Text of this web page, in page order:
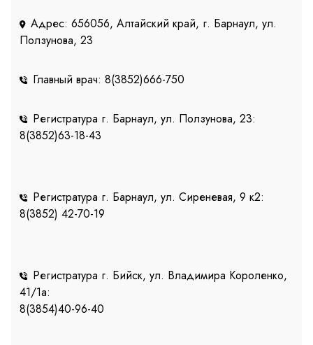
Адрес: 656056, Алтайский край, г. Барнаул, ул.
Ползунова, 23
Главный врач: 8(3852)666-750
Регистратура г. Барнаул, ул. Ползунова, 23:
8(3852)63-18-43
Регистратура г. Барнаул, ул. Сиреневая, 9 к2:
8(3852) 42-70-19
Регистратура г. Бийск, ул. Владимира Короленко,
41/1a:
8(3854)40-96-40